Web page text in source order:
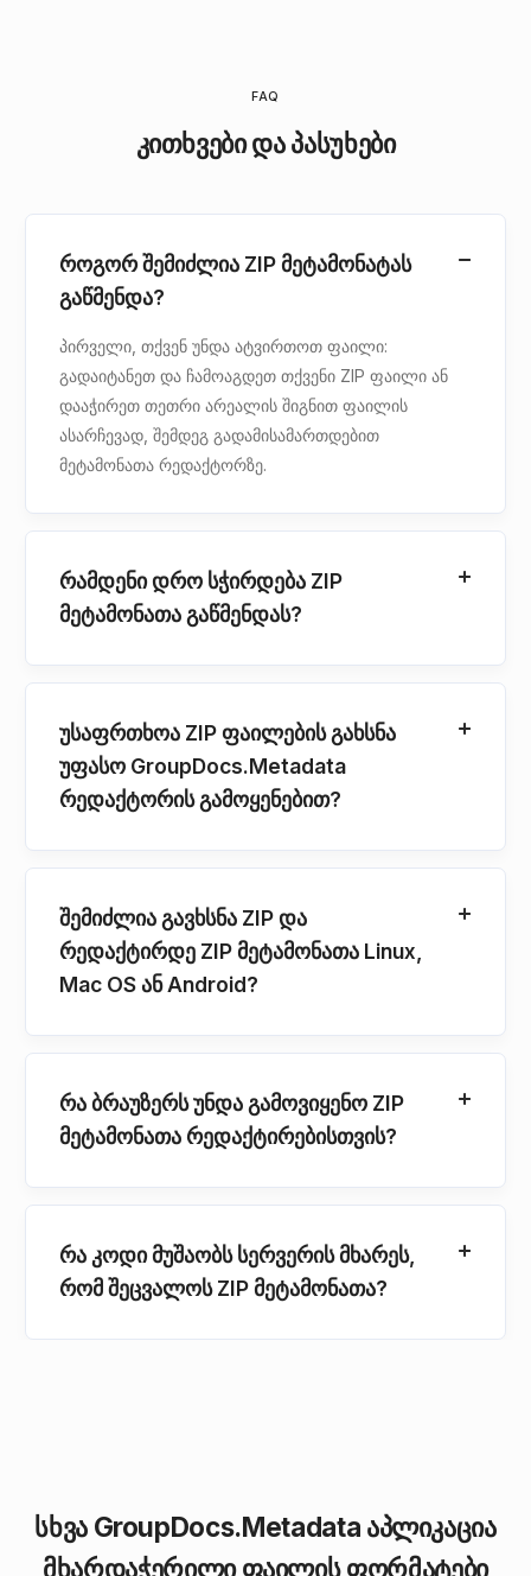
FAQ
კითხვები და პასუხები
როგორ შემიძლია ZIP მეტამონატას
გაწმენდა?
პირველი, თქვენ უნდა ატვირთოთ ფაილი:
გადაიტანეთ და ჩამოაგდეთ თქვენი ZIP ფაილი ან
დააჭირეთ თეთრი არეალის შიგნით ფაილის
ასარჩევად, შემდეგ გადამისამართდებით
მეტამონათა რედაქტორზე.
რამდენი დრო სჭირდება ZIP
მეტამონათა გაწმენდას?
უსაფრთხოა ZIP ფაილების გახსნა
უფასო GroupDocs.Metadata
რედაქტორის გამოყენებით?
შემიძლია გავხსნა ZIP და
რედაქტირდე ZIP მეტამონათა Linux,
Mac OS ან Android?
რა ბრაუზერს უნდა გამოვიყენო ZIP
მეტამონათა რედაქტირებისთვის?
რა კოდი მუშაობს სერვერის მხარეს,
რომ შეცვალოს ZIP მეტამონათა?
სხვა GroupDocs.Metadata აპლიკაცია
მხარდაჭერილი ფაილის ფორმატები